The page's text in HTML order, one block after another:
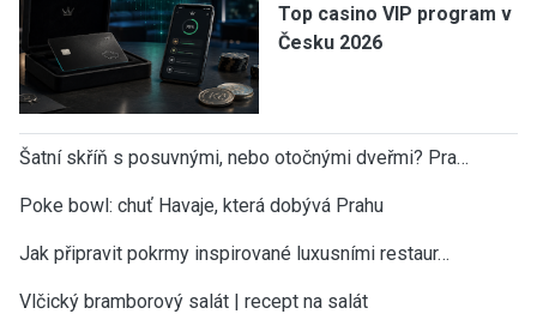
Top casino VIP program v
Česku 2026
Šatní skříň s posuvnými, nebo otočnými dveřmi? Pra…
Poke bowl: chuť Havaje, která dobývá Prahu
Jak připravit pokrmy inspirované luxusními restaur…
Vlčický bramborový salát | recept na salát